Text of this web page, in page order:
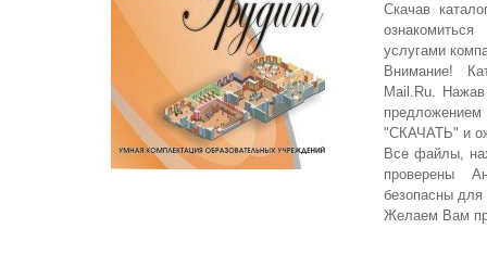
Скачав
услугами
Внимание!
Mail.Ru.
"СКАЧАТЬ" и
Все файлы,
проверены
безопасны
Желаем Вам